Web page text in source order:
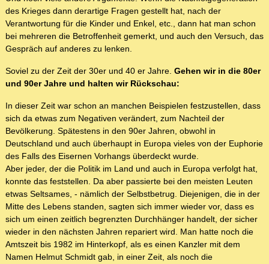
des Krieges dann derartige Fragen gestellt hat, nach der
Verantwortung für die Kinder und Enkel, etc., dann hat man schon
bei mehreren die Betroffenheit gemerkt, und auch den Versuch, das
Gespräch auf anderes zu lenken.
Soviel zu der Zeit der 30er und 40 er Jahre. Gehen wir in die 80er
und 90er Jahre und halten wir Rückschau:
In dieser Zeit war schon an manchen Beispielen festzustellen, dass
sich da etwas zum Negativen verändert, zum Nachteil der
Bevölkerung. Spätestens in den 90er Jahren, obwohl in
Deutschland und auch überhaupt in Europa vieles von der Euphorie
des Falls des Eisernen Vorhangs überdeckt wurde.
Aber jeder, der die Politik im Land und auch in Europa verfolgt hat,
konnte das feststellen. Da aber passierte bei den meisten Leuten
etwas Seltsames, - nämlich der Selbstbetrug. Diejenigen, die in der
Mitte des Lebens standen, sagten sich immer wieder vor, dass es
sich um einen zeitlich begrenzten Durchhänger handelt, der sicher
wieder in den nächsten Jahren repariert wird. Man hatte noch die
Amtszeit bis 1982 im Hinterkopf, als es einen Kanzler mit dem
Namen Helmut Schmidt gab, in einer Zeit, als noch die